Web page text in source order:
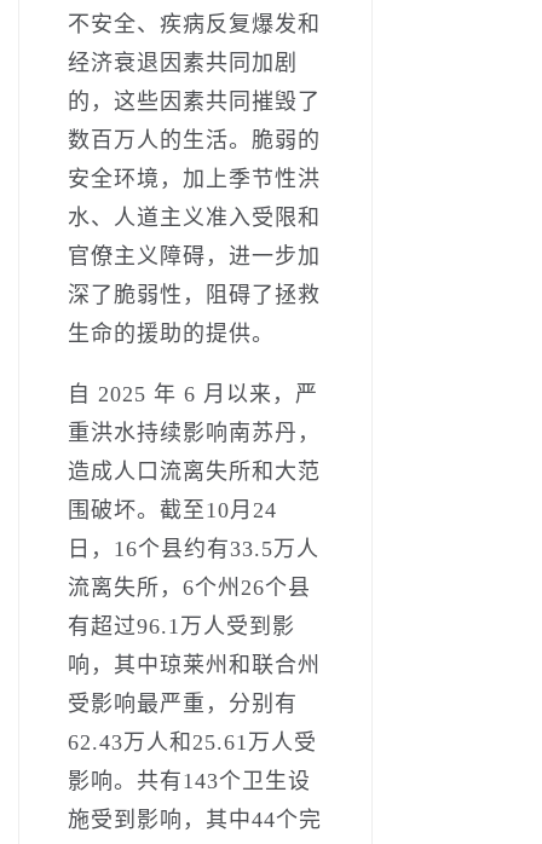
不安全、疾病反复爆发和
经济衰退因素共同加剧
的，这些因素共同摧毁了
数百万人的生活。脆弱的
安全环境，加上季节性洪
水、人道主义准入受限和
官僚主义障碍，进一步加
深了脆弱性，阻碍了拯救
生命的援助的提供。
自 2025 年 6 月以来，严
重洪水持续影响南苏丹，
造成人口流离失所和大范
围破坏。截至10月24
日，16个县约有33.5万人
流离失所，6个州26个县
有超过96.1万人受到影
响，其中琼莱州和联合州
受影响最严重，分别有
62.43万人和25.61万人受
影响。共有143个卫生设
施受到影响，其中44个完